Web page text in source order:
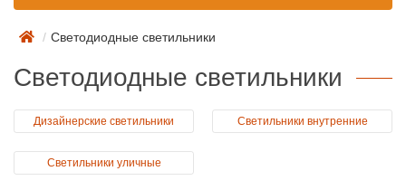
Светодиодные светильники
Светодиодные светильники
Дизайнерские светильники Светильники внутренние
Светильники уличные